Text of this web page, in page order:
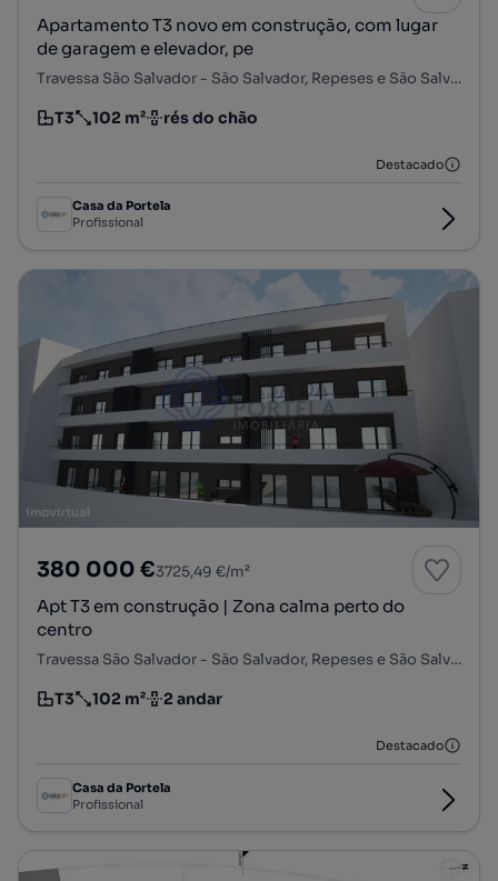
Apartamento T3 novo em construção, com lugar
de garagem e elevador, pe
Travessa São Salvador - São Salvador, Repeses e São Salvador, Viseu, Viseu
Tipologia
T3
Preço por metro quadrado
102 m²
Andar rés do chão
Destacado
Casa da Portela
Profissional
380 000 €3725,49 €/m²
Apt T3 em construção | Zona calma perto do
centro
Travessa São Salvador - São Salvador, Repeses e São Salvador, Viseu, Viseu
Tipologia
T3
Preço por metro quadrado
102 m²
Andar 2 andar
Destacado
Casa da Portela
Profissional